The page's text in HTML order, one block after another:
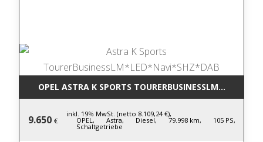
OPEL ASTRA K SPORTS
9.650 €
inkl. 19% MwSt. (netto 8.109,24 €),
OPEL, Astra, Diesel, 79.998 km, 105 PS,
Schaltgetriebe